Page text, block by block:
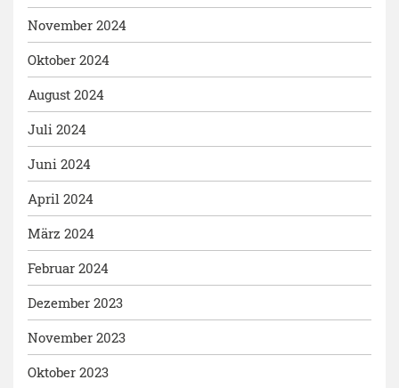
November 2024
Oktober 2024
August 2024
Juli 2024
Juni 2024
April 2024
März 2024
Februar 2024
Dezember 2023
November 2023
Oktober 2023